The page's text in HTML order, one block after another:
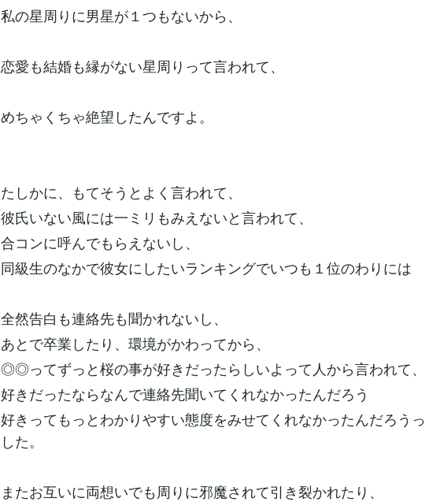
私の星周りに男星が１つもないから、
恋愛も結婚も縁がない星周りって言われて、
めちゃくちゃ絶望したんですよ。
たしかに、もてそうとよく言われて、
彼氏いない風には一ミリもみえないと言われて、
合コンに呼んでもらえないし、
同級生のなかで彼女にしたいランキングでいつも１位のわりには
全然告白も連絡先も聞かれないし、
あとで卒業したり、環境がかわってから、
◎◎ってずっと桜の事が好きだったらしいよって人から言われて、
好きだったならなんで連絡先聞いてくれなかったんだろう
好きってもっとわかりやすい態度をみせてくれなかったんだろう
した。
またお互いに両想いでも周りに邪魔されて引き裂かれたり、